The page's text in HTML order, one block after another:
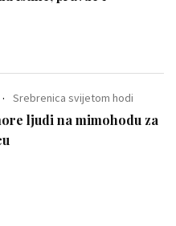
Srebrenica svijetom hodi
ljudi na mimohodu za